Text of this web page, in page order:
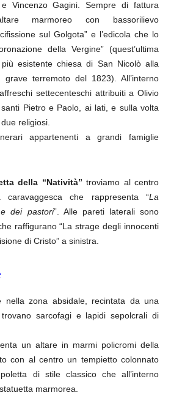
Vincenzo Gagini. Sempre di fattura
marmoreo con bassorilievo
sul Golgota” e l’edicola che lo
della Vergine” (quest’ultima
esistente chiesa di San Nicolò alla
terremoto del 1823). All’interno
settecenteschi attribuiti a Olivio
Pietro e Paolo, ai lati, e sulla volta
religiosi.
appartenenti a grandi famiglie
della “Natività” troviamo al centro
caravaggesca che rappresenta “La
dei pastori”. Alle pareti laterali sono
raffigurano “La strage degli innocenti
di Cristo” a sinistra.
nella zona absidale, recintata da una
sarcofagi e lapidi sepolcrali di
un altare in marmi policromi della
con al centro un tempietto colonnato
di stile classico che all’interno
marmorea.